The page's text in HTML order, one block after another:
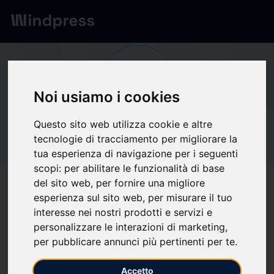
Noi usiamo i cookies
Questo sito web utilizza cookie e altre
tecnologie di tracciamento per migliorare la
tua esperienza di navigazione per i seguenti
scopi: per abilitare le funzionalità di base
del sito web, per fornire una migliore
esperienza sul sito web, per misurare il tuo
interesse nei nostri prodotti e servizi e
personalizzare le interazioni di marketing,
per pubblicare annunci più pertinenti per te.
Accetto
Network/Society
Gr
Not verified
Green Cabbage
favorite Follow updates
What we write about
Computer hardwareImpreseIndustriaScienzaSoftware